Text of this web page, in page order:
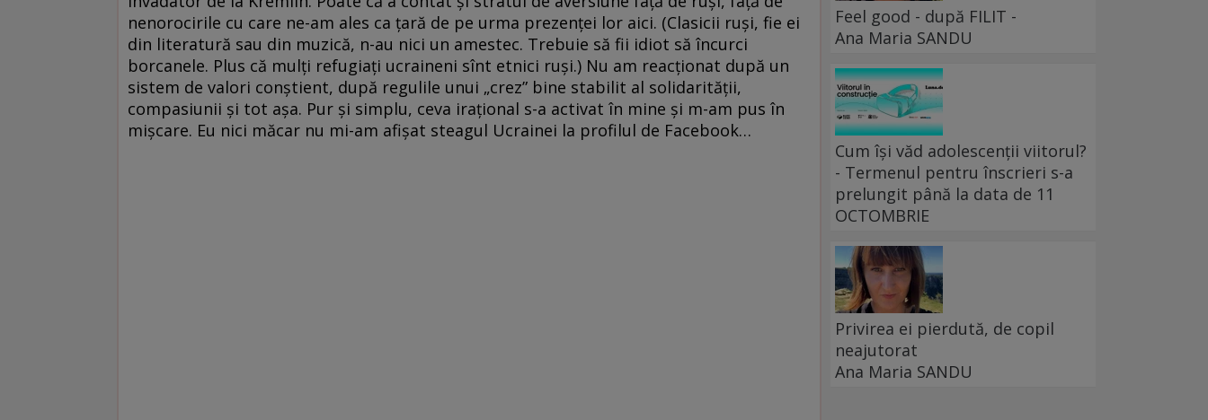
nenorocirile cu care ne-am ales ca țară de pe urma prezenței lor aici. (Clasicii ruși, fie ei
din literatură sau din muzică, n-au nici un amestec. Trebuie să fii idiot să încurci
borcanele. Plus că mulți refugiați ucraineni sînt etnici ruși.) Nu am reacționat după un
sistem de valori conștient, după regulile unui „crez” bine stabilit al solidarității,
compasiunii și tot așa. Pur și simplu, ceva irațional s-a activat în mine și m-am pus în
mișcare. Eu nici măcar nu mi-am afișat steagul Ucrainei la profilul de Facebook…
Feel good - după FILIT -
Ana Maria SANDU
Cum își văd adolescenții viitorul?
- Termenul pentru înscrieri s-a
prelungit până la data de 11
OCTOMBRIE
Privirea ei pierdută, de copil
neajutorat
Ana Maria SANDU